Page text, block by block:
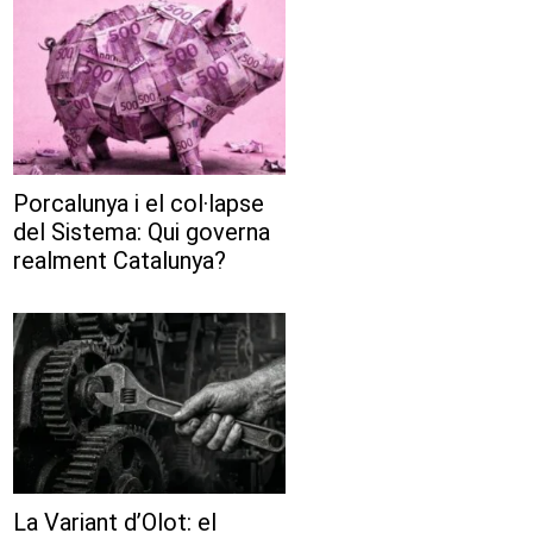
Porcalunya i el col·lapse
del Sistema: Qui governa
realment Catalunya?
La Variant d’Olot: el